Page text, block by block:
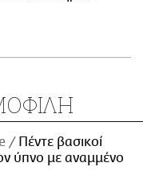
Πέντε βασικοί
ύπνο με αναμμένο